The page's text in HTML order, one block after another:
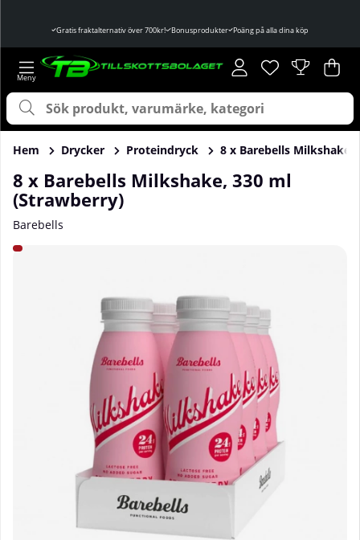
Gratis fraktalternativ över 700kr! Bonusprodukter Poäng på alla dina köp
Önskelista
Antal i
. .
Hem Drycker Proteindryck 8 x Barebells Milkshake,
8 x Barebells Milkshake, 330 ml
(Strawberry)
Barebells
Produktbilder 8 x Barebells Milkshake, 330 ml (Strawberry)